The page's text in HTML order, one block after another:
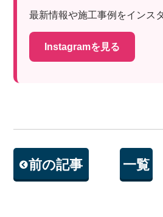
最新情報や施工事例をインス
Instagramを見る
前の記事 一覧